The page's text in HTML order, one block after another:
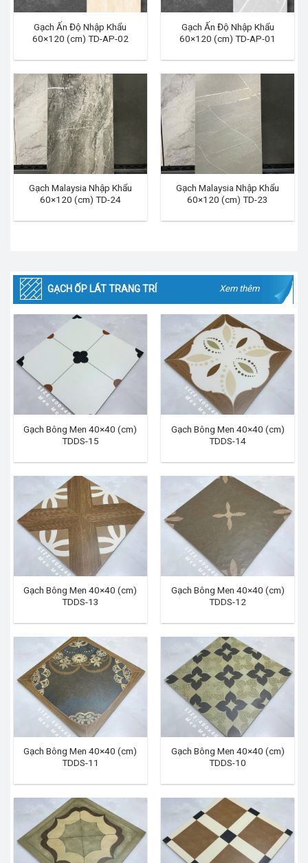
Gạch Ấn Độ Nhập Khẩu
60×120 (cm) TD-AP-02
Gạch Ấn Độ Nhập Khẩu
60×120 (cm) TD-AP-01
Gạch Malaysia Nhập Khẩu
60×120 (cm) TD-24
Gạch Malaysia Nhập Khẩu
60×120 (cm) TD-23
GẠCH ỐP LÁT TRANG TRÍ Xem thêm
Gạch Bông Men 40×40 (cm)
TDDS-15
Gạch Bông Men 40×40 (cm)
TDDS-14
Gạch Bông Men 40×40 (cm)
TDDS-13
Gạch Bông Men 40×40 (cm)
TDDS-12
Gạch Bông Men 40×40 (cm)
TDDS-11
Gạch Bông Men 40×40 (cm)
TDDS-10